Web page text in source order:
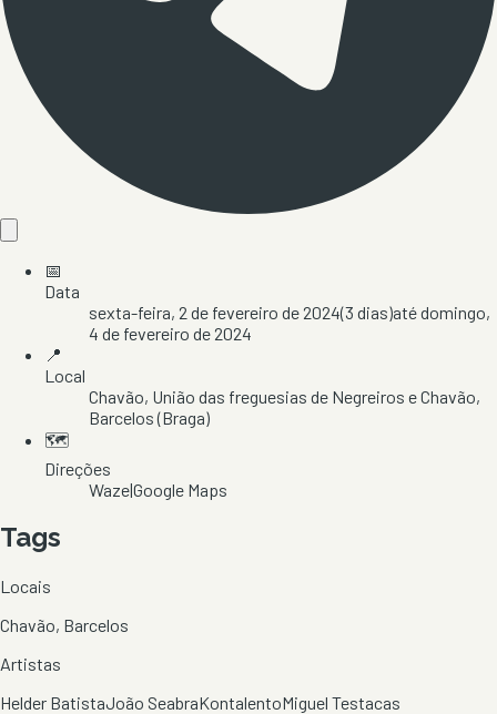
📅
Data
sexta-feira, 2 de fevereiro de 2024(3 dias)atédomingo,
4 de fevereiro de 2024
📍
Local
Chavão, União das freguesias de Negreiros e Chavão,
Barcelos(Braga)
🗺️
Direções
Waze|Google Maps
Tags
Locais
Chavão, Barcelos
Artistas
Helder BatistaJoão SeabraKontalentoMiguel Testacas